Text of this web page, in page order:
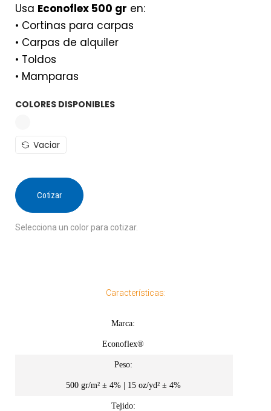
Usa Econoflex 500 gr en:
• Cortinas para carpas
• Carpas de alquiler
• Toldos
• Mamparas
COLORES DISPONIBLES
Vaciar
Cotizar
Selecciona un color para cotizar.
Características:
Marca:
Econoflex®
Peso:
500 gr/m² ± 4% | 15 oz/yd² ± 4%
Tejido: